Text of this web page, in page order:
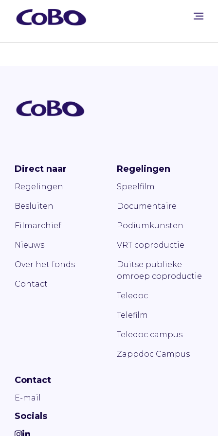
Direct naar
Regelingen
Besluiten
Filmarchief
Nieuws
Over het fonds
Contact
Regelingen
Speelfilm
Documentaire
Podiumkunsten
VRT coproductie
Duitse publieke
omroep coproductie
Teledoc
Telefilm
Teledoc campus
Zappdoc Campus
Contact
E-mail
Socials